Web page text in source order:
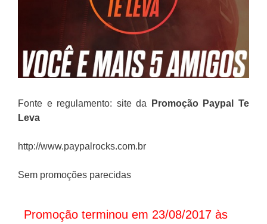
Fonte e regulamento: site da
Promoção Paypal Te
Leva
http://www.paypalrocks.com.br
Sem promoções parecidas
Promoção terminou em 23/08/2017 às